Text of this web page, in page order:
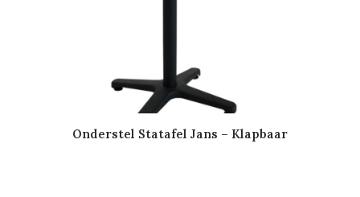
Onderstel Statafel Jans – Klapbaar